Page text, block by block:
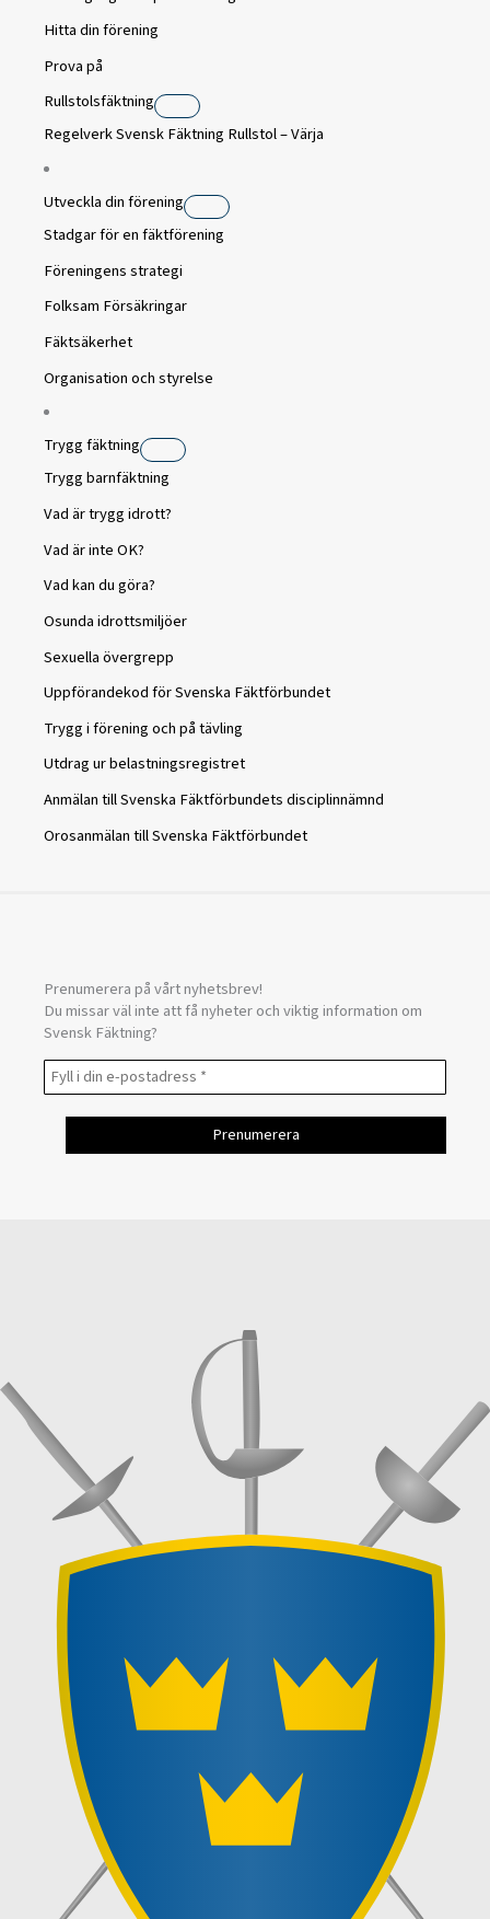
Hitta din förening
Prova på
Rullstolsfäktning
Regelverk Svensk Fäktning Rullstol – Värja
Utveckla din förening
Stadgar för en fäktförening
Föreningens strategi
Folksam Försäkringar
Fäktsäkerhet
Organisation och styrelse
Trygg fäktning
Trygg barnfäktning
Vad är trygg idrott?
Vad är inte OK?
Vad kan du göra?
Osunda idrottsmiljöer
Sexuella övergrepp
Uppförandekod för Svenska Fäktförbundet
Trygg i förening och på tävling
Utdrag ur belastningsregistret
Anmälan till Svenska Fäktförbundets disciplinnämnd
Orosanmälan till Svenska Fäktförbundet
Prenumerera på vårt nyhetsbrev!
Du missar väl inte att få nyheter och viktig information om
Svensk Fäktning?